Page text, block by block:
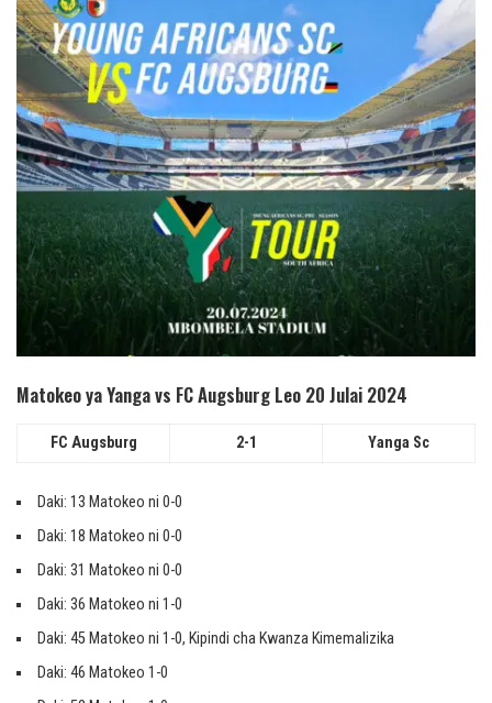
Matokeo ya Yanga vs FC Augsburg Leo 20 Julai 2024
FC Augsburg 2-1 Yanga Sc
Daki: 13 Matokeo ni 0-0
Daki: 18 Matokeo ni 0-0
Daki: 31 Matokeo ni 0-0
Daki: 36 Matokeo ni 1-0
Daki: 45 Matokeo ni 1-0, Kipindi cha Kwanza Kimemalizika
Daki: 46 Matokeo 1-0